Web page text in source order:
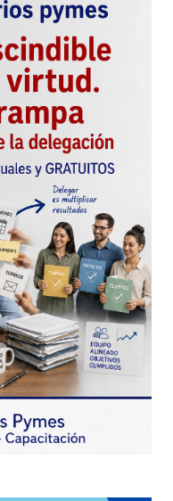
tu mensaje y
negros no sólo
están entre
no los vemos
«confiados» en
nuestros
Sólo
prejuicios o pre-
totalmente
acompañarnos